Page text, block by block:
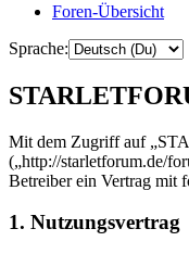
Foren-Übersicht
Sprache:
Mit dem Zugriff auf
(„http://starletforum.de/
Betreiber ein Vertrag mit
1. Nutzungsvertrag